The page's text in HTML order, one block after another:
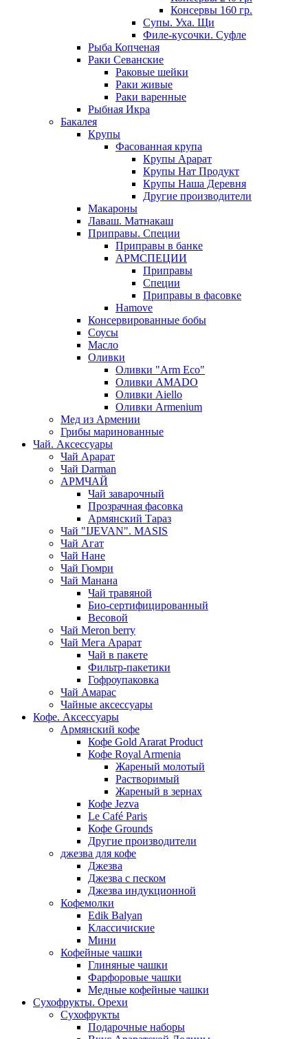
Консервы 160 гр.
Супы. Уха. Щи
Филе-кусочки. Суфле
Рыба Копченая
Раки Севанские
Раковые шейки
Раки живые
Раки варенные
Рыбная Икра
Бакалея
Крупы
Фасованная крупа
Крупы Арарат
Крупы Нат Продукт
Крупы Наша Деревня
Другие производители
Макароны
Лаваш. Матнакаш
Приправы. Специи
Приправы в банке
АРМСПЕЦИИ
Приправы
Специи
Приправы в фасовке
Hamove
Консервированные бобы
Соусы
Масло
Оливки
Оливки "Arm Eco"
Оливки AMADO
Оливки Aiello
Оливки Armenium
Мед из Армении
Грибы маринованные
Чай. Аксессуары
Чай Арарат
Чай Darman
АРМЧАЙ
Чай заварочный
Прозрачная фасовка
Армянский Тараз
Чай "IJEVAN". MASIS
Чай Агат
Чай Нане
Чай Гюмри
Чай Манана
Чай травяной
Био-сертифицированный
Весовой
Чай Meron berry
Чай Мега Арарат
Чай в пакете
Фильтр-пакетики
Гофроупаковка
Чай Амарас
Чайные аксессуары
Кофе. Аксессуары
Армянский кофе
Кофе Gold Ararat Product
Кофе Royal Armenia
Жареный молотый
Растворимый
Жареный в зернах
Кофе Jezva
Le Café Paris
Кофе Grounds
Другие производители
джезва для кофе
Джезва
Джезва с песком
Джезва индукционной
Кофемолки
Edik Balyan
Классичиские
Мини
Кофейные чашки
Глиняные чашки
Фарфоровые чашки
Медные кофейные чашки
Сухофрукты. Орехи
Сухофрукты
Подарочные наборы